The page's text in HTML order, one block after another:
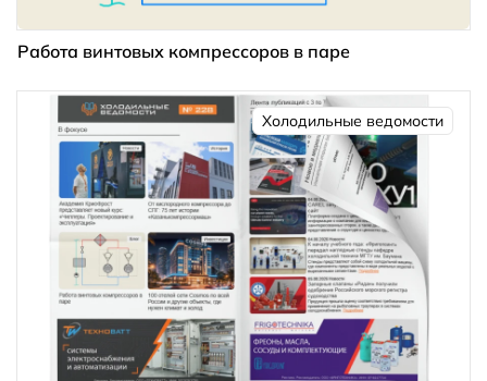
Работа винтовых компрессоров в паре
Холодильные ведомости